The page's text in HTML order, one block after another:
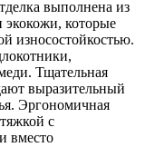
выполнена из
экокожи, которые
износостойкостью.
Тщательная
выразительный
Эргономичная
с
вместо